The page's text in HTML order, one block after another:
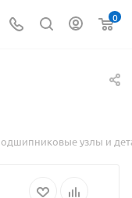
0
узлы и